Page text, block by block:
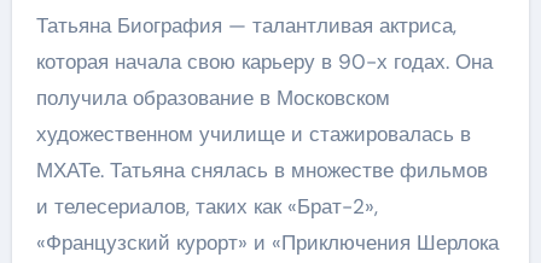
Татьяна Биография — талантливая актриса,
которая начала свою карьеру в 90-х годах. Она
получила образование в Московском
художественном училище и стажировалась в
МХАТе. Татьяна снялась в множестве фильмов
и телесериалов, таких как «Брат-2»,
«Французский курорт» и «Приключения Шерлока